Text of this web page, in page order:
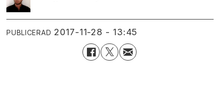
PUBLICERAD 2017-11-28 - 13:45